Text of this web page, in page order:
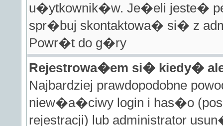
u�ytkownik�w. Je�eli jeste�
spr�buj skontaktowa� si� z
Powr�t do g�ry
Rejestrowa�em si� kiedy�
Najbardziej prawdopodobne
niew�a�ciwy login i has�o
rejestracji) lub administrator